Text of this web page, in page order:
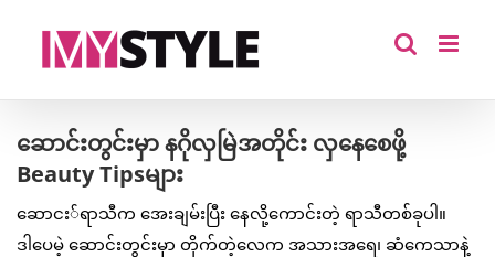
ဆောင်းတွင်းမှာ နဂိုလှမြဲအတိုင်း လှနေစေဖို့
Beauty Tipsများ
ဆောငး်ရာသီက အေးချမ်းပြီး နေလို့ကောင်းတဲ့ ရာသီတစ်ခုပါ။
ဒါပေမဲ့ ဆောင်းတွင်းမှာ တိုက်တဲ့လေက အသားအရေ၊ ဆံကေသာနဲ့